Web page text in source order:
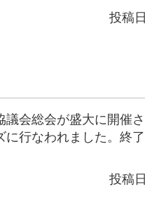
投稿
議会総会が盛大に開催
行なわれました。終
投稿